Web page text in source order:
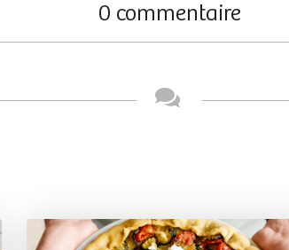
0 commentaire